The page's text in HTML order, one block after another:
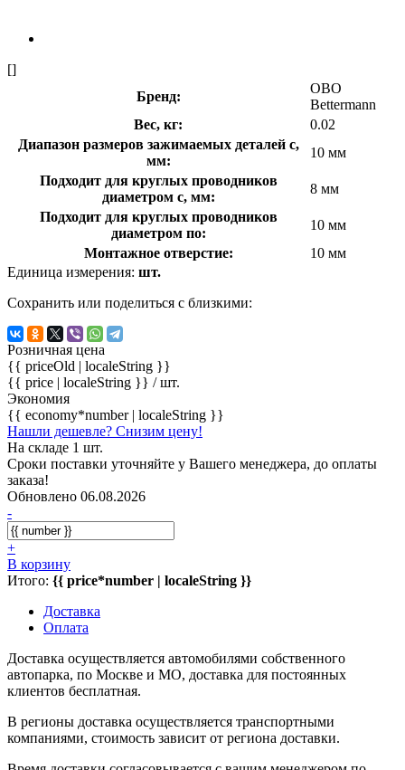
[]
Бренд:
OBO
Bettermann
Вес, кг:
0.02
Диапазон размеров зажимаемых деталей с,
мм:
10 мм
Подходит для круглых проводников
диаметром с, мм:
8 мм
Подходит для круглых проводников
диаметром по:
10 мм
Монтажное отверстие:
10 мм
Единица измерения: шт.
Сохранить или поделиться с близкими:
Розничная цена
{{ priceOld | localeString }}
{{ price | localeString }} / шт.
Экономия
{{ economy*number | localeString }}
Нашли дешевле? Снизим цену!
На складе 1 шт.
Сроки поставки уточняйте у Вашего менеджера, до оплаты
заказа!
Обновлено 06.08.2026
-
+
В корзину
Итого: {{ price*number | localeString }}
Доставка
Оплата
Доставка осуществляется автомобилями собственного
автопарка, по Москве и МО, доставка для постоянных
клиентов бесплатная.
В регионы доставка осуществляется транспортными
компаниями, стоимость зависит от региона доставки.